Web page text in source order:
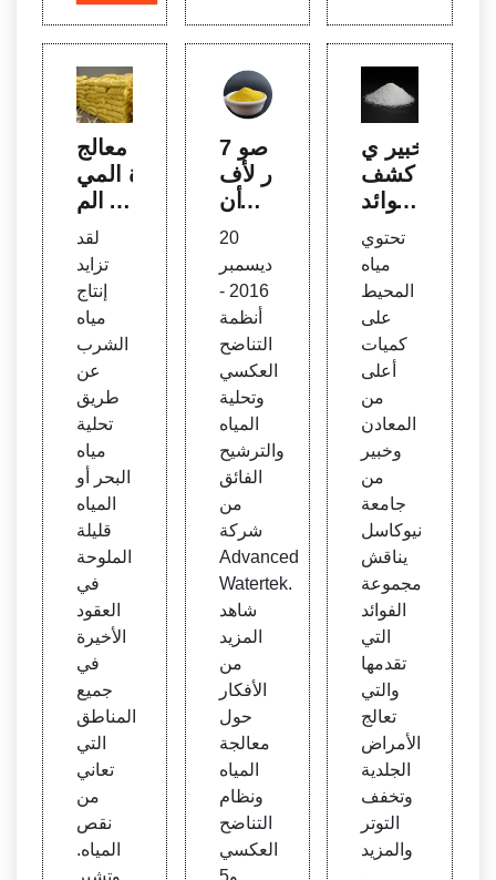
معالج
ة المي
اه الم
الحة |
Cond
orch
em E
nvite
ch
لقد
تزايد
إنتاج
مياه
الشرب
عن
طريق
تحلية
مياه
البحر أو
المياه
قليلة
الملوحة
في
العقود
الأخيرة
في
جميع
المناطق
التي
تعاني
من
نقص
المياه.
وتشير
7 صو
ر لأف
ضل أن
ظمة
rtek ا
لمتقد
مة | م
عالجة
المياه
20
ديسمبر
2016 -
أنظمة
التناضح
العكسي
وتحلية
المياه
والترشيح
الفائق
من
شركة
Advanced
Watertek.
شاهد
المزيد
من
الأفكار
حول
معالجة
المياه
ونظام
التناضح
العكسي
و5
خبير ي
كشف
فوائد
حة ف
ي الم
حيط
تحتوي
مياه
المحيط
على
كميات
أعلى
من
المعادن
وخبير
من
جامعة
نيوكاسل
يناقش
مجموعة
الفوائد
التي
تقدمها
والتي
تعالج
الأمراض
الجلدية
وتخفف
التوتر
والمزيد
.